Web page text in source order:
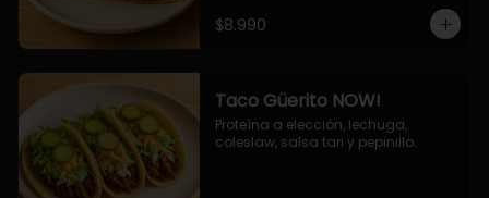
$8.990
Taco Güerito NOW!
Proteína a elección, lechuga,
coleslaw, salsa tari y pepinillo.